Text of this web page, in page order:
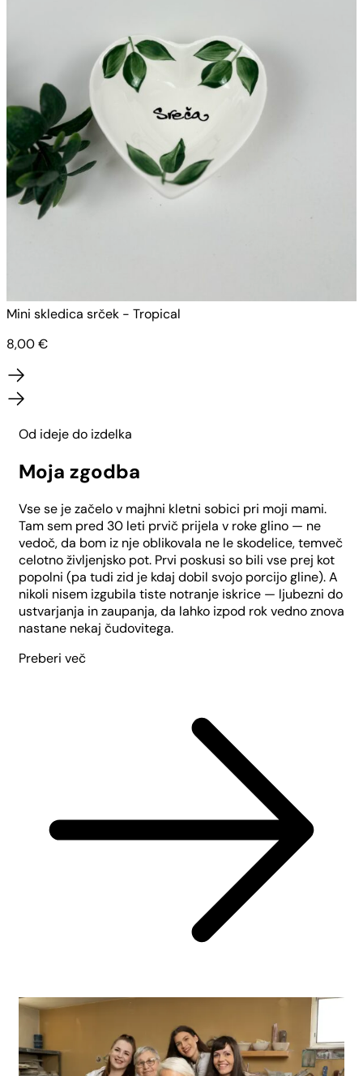
Mini skledica srček - Tropical
8,00€
Od ideje do izdelka
Moja zgodba
Vse se je začelo v majhni kletni sobici pri moji mami.
Tam sem pred 30 leti prvič prijela v roke glino — ne
vedoč, da bom iz nje oblikovala ne le skodelice, temveč
celotno življenjsko pot. Prvi poskusi so bili vse prej kot
popolni (pa tudi zid je kdaj dobil svojo porcijo gline). A
nikoli nisem izgubila tiste notranje iskrice — ljubezni do
ustvarjanja in zaupanja, da lahko izpod rok vedno znova
nastane nekaj čudovitega.
Preberi več